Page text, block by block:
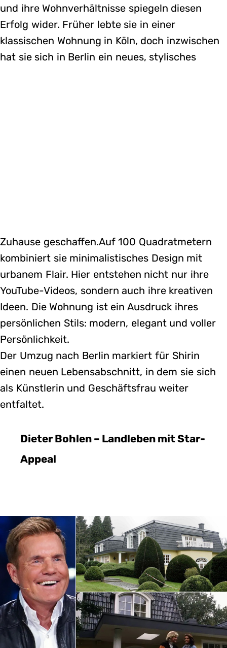
und ihre Wohnverhältnisse spiegeln diesen
Erfolg wider. Früher lebte sie in einer
klassischen Wohnung in Köln, doch inzwischen
hat sie sich in Berlin ein neues, stylisches
Zuhause geschaffen.Auf 100 Quadratmetern
kombiniert sie minimalistisches Design mit
urbanem Flair. Hier entstehen nicht nur ihre
YouTube-Videos, sondern auch ihre kreativen
Ideen. Die Wohnung ist ein Ausdruck ihres
persönlichen Stils: modern, elegant und voller
Persönlichkeit.
Der Umzug nach Berlin markiert für Shirin
einen neuen Lebensabschnitt, in dem sie sich
als Künstlerin und Geschäftsfrau weiter
entfaltet.
Dieter Bohlen – Landleben mit Star-
Appeal